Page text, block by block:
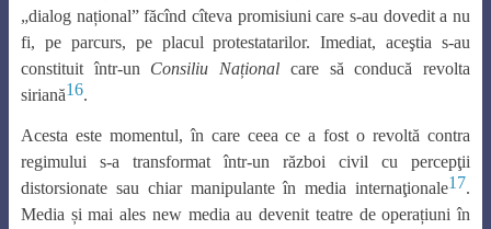
„dialog național” făcînd cîteva promisiuni care s-au dovedit a nu
fi, pe parcurs, pe placul protestatarilor. Imediat, aceştia s-au
constituit într-un Consiliu Național care să conducă revolta
siriană16.
Acesta este momentul, în care ceea ce a fost o revoltă contra
regimului s-a transformat într-un război civil cu percepţii
distorsionate sau chiar manipulante în media internaţionale17.
Media și mai ales new media au devenit teatre de operațiuni în